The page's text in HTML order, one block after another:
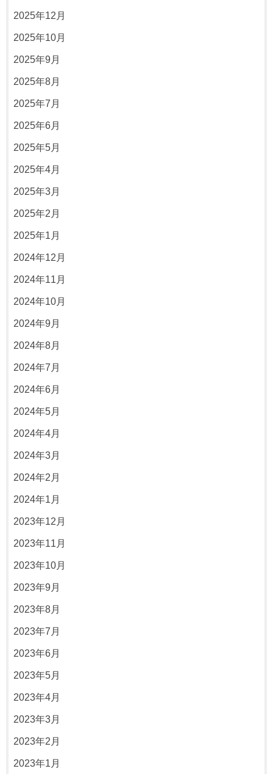
2025年12月
2025年10月
2025年9月
2025年8月
2025年7月
2025年6月
2025年5月
2025年4月
2025年3月
2025年2月
2025年1月
2024年12月
2024年11月
2024年10月
2024年9月
2024年8月
2024年7月
2024年6月
2024年5月
2024年4月
2024年3月
2024年2月
2024年1月
2023年12月
2023年11月
2023年10月
2023年9月
2023年8月
2023年7月
2023年6月
2023年5月
2023年4月
2023年3月
2023年2月
2023年1月